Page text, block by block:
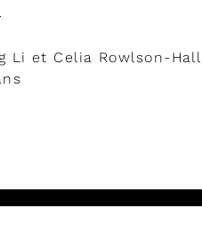
Li et Celia Rowlson-Hall